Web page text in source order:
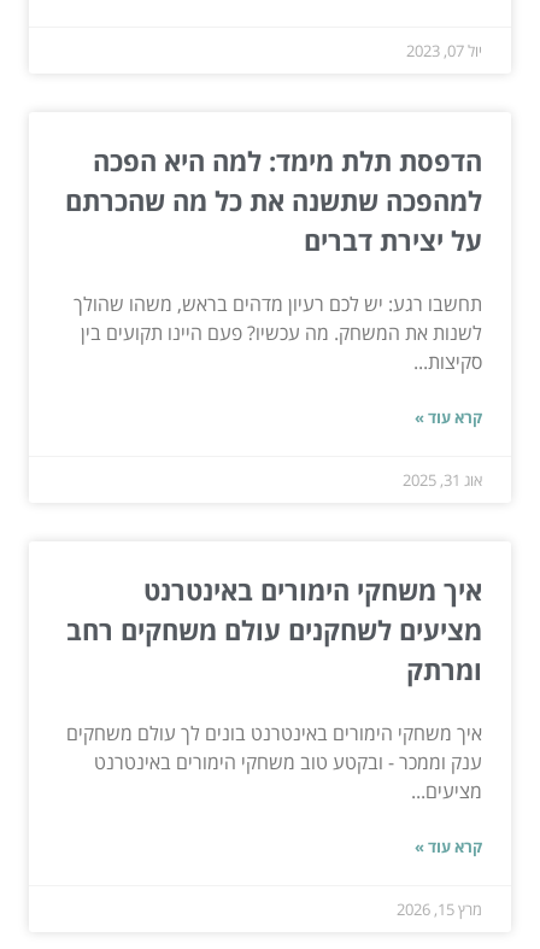
יול 07, 2023
הדפסת תלת מימד: למה היא הפכה
למהפכה שתשנה את כל מה שהכרתם
על יצירת דברים
תחשבו רגע: יש לכם רעיון מדהים בראש, משהו שהולך
לשנות את המשחק. מה עכשיו? פעם היינו תקועים בין
סקיצות...
קרא עוד »
אוג 31, 2025
איך משחקי הימורים באינטרנט
מציעים לשחקנים עולם משחקים רחב
ומרתק
איך משחקי הימורים באינטרנט בונים לך עולם משחקים
ענק וממכר - ובקטע טוב משחקי הימורים באינטרנט
מציעים...
קרא עוד »
מרץ 15, 2026